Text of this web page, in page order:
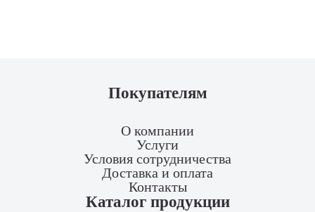
Покупателям
О компании
Услуги
Условия сотрудничества
Доставка и оплата
Контакты
Каталог продукции